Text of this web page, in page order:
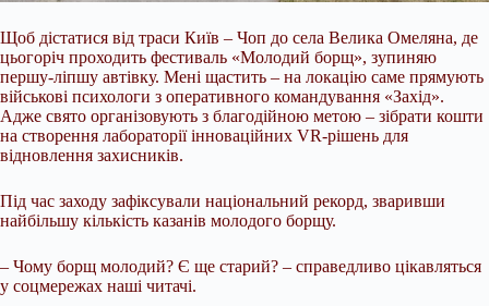
Щоб дістатися від траси Київ – Чоп до села Велика Омеляна, де
цьогоріч проходить фестиваль «Молодий борщ», зупиняю
першу-ліпшу автівку. Мені щастить – на локацію саме прямують
військові психологи з оперативного командування «Захід».
Адже свято організовують з благодійною метою – зібрати кошти
на створення лабораторії інноваційних VR-рішень для
відновлення захисників.
Під час заходу зафіксували національний рекорд, зваривши
найбільшу кількість казанів молодого борщу.
– Чому борщ молодий? Є ще старий? – справедливо цікавляться
у соцмережах наші читачі.